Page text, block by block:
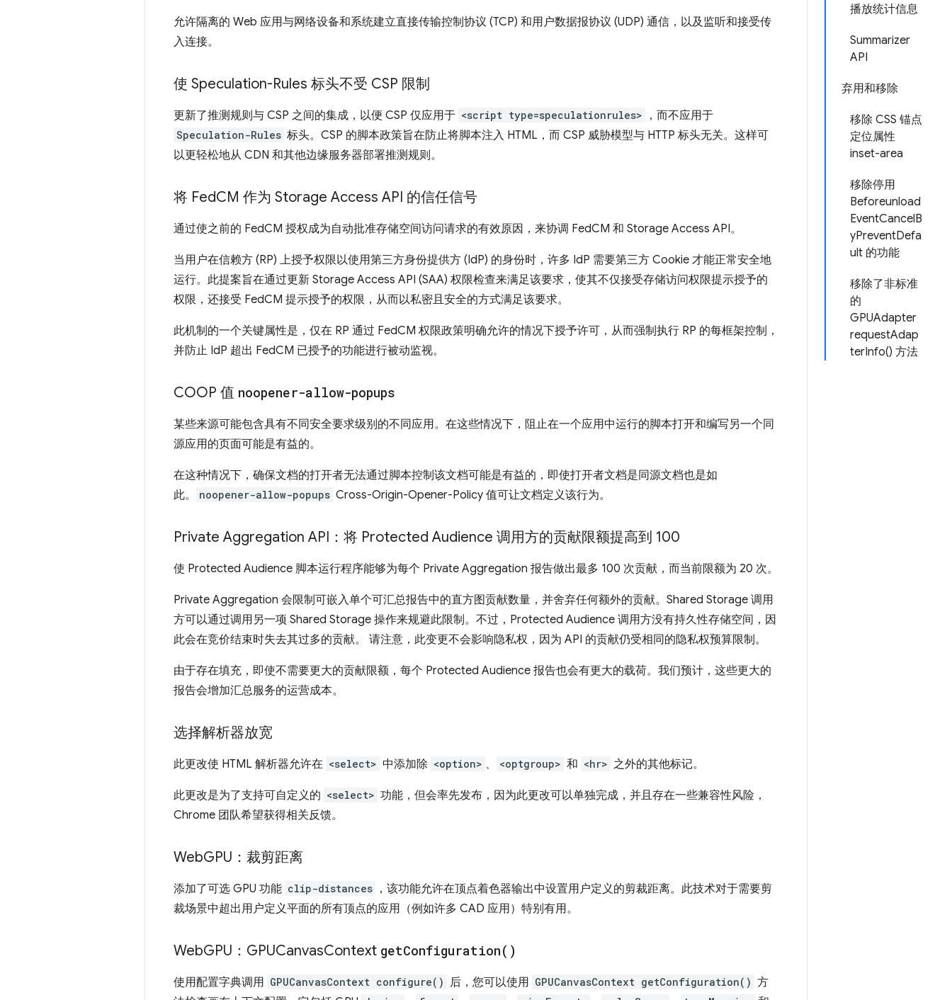
播放统计信息
Summarizer
API
弃用和移除
移除 CSS 锚点
定位属性
inset-area
移除停用
Beforeunload
EventCancelB
yPreventDefa
ult 的功能
移除了非标准
的
GPUAdapter
requestAdap
terInfo() 方法
允许隔离的 Web 应用与网络设备和系统建立直接传输控制协议 (TCP) 和用户数据报协议 (UDP) 通信，以及监听和接受传
入连接。
使 Speculation-Rules 标头不受 CSP 限制
更新了推测规则与 CSP 之间的集成，以便 CSP 仅应用于 <script type=speculationrules> ，而不应用于
Speculation-Rules 标头。CSP 的脚本政策旨在防止将脚本注入 HTML，而 CSP 威胁模型与 HTTP 标头无关。这样可
以更轻松地从 CDN 和其他边缘服务器部署推测规则。
将 FedCM 作为 Storage Access API 的信任信号
通过使之前的 FedCM 授权成为自动批准存储空间访问请求的有效原因，来协调 FedCM 和 Storage Access API。
当用户在信赖方 (RP) 上授予权限以使用第三方身份提供方 (IdP) 的身份时，许多 IdP 需要第三方 Cookie 才能正常安全地
运行。此提案旨在通过更新 Storage Access API (SAA) 权限检查来满足该要求，使其不仅接受存储访问权限提示授予的
权限，还接受 FedCM 提示授予的权限，从而以私密且安全的方式满足该要求。
此机制的一个关键属性是，仅在 RP 通过 FedCM 权限政策明确允许的情况下授予许可，从而强制执行 RP 的每框架控制，
并防止 IdP 超出 FedCM 已授予的功能进行被动监视。
COOP 值 noopener-allow-popups
某些来源可能包含具有不同安全要求级别的不同应用。在这些情况下，阻止在一个应用中运行的脚本打开和编写另一个同
源应用的页面可能是有益的。
在这种情况下，确保文档的打开者无法通过脚本控制该文档可能是有益的，即使打开者文档是同源文档也是如
此。
noopener-allow-popups Cross-Origin-Opener-Policy 值可让文档定义该行为。
Private Aggregation API：将 Protected Audience 调用方的贡献限额提高到 100
使 Protected Audience 脚本运行程序能够为每个 Private Aggregation 报告做出最多 100 次贡献，而当前限额为 20 次。
Private Aggregation 会限制可嵌入单个可汇总报告中的直方图贡献数量，并舍弃任何额外的贡献。Shared Storage 调用
方可以通过调用另一项 Shared Storage 操作来规避此限制。不过，Protected Audience 调用方没有持久性存储空间，因
此会在竞价结束时失去其过多的贡献。 请注意，此变更不会影响隐私权，因为 API 的贡献仍受相同的隐私权预算限制。
由于存在填充，即使不需要更大的贡献限额，每个 Protected Audience 报告也会有更大的载荷。我们预计，这些更大的
报告会增加汇总服务的运营成本。
选择解析器放宽
此更改使 HTML 解析器允许在 <select> 中添加除 <option> 、 <optgroup> 和 <hr> 之外的其他标记。
此更改是为了支持可自定义的 <select> 功能，但会率先发布，因为此更改可以单独完成，并且存在一些兼容性风险，
Chrome 团队希望获得相关反馈。
WebGPU：裁剪距离
添加了可选 GPU 功能 clip-distances ，该功能允许在顶点着色器输出中设置用户定义的剪裁距离。此技术对于需要剪
裁场景中超出用户定义平面的所有顶点的应用（例如许多 CAD 应用）特别有用。
WebGPU：GPUCanvasContext getConfiguration( )
使用配置字典调用 GPUCanvasContext configure() 后，您可以使用 GPUCanvasContext getConfiguration() 方